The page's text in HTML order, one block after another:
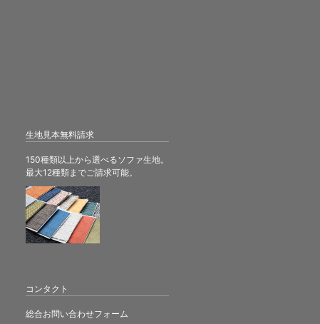
生地見本無料請求
150種類以上から選べるソファ生地。
最大12種類までご請求可能。
コンタクト
総合お問い合わせフォーム